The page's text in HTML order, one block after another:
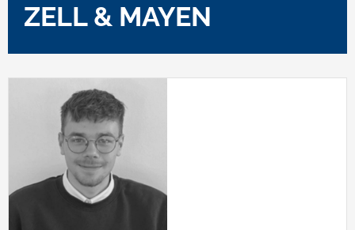
ZELL & MAYEN